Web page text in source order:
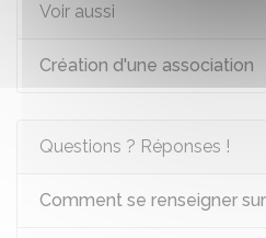
Voir aussi
Création d'une association
Questions ? Réponses !
Comment se renseigner